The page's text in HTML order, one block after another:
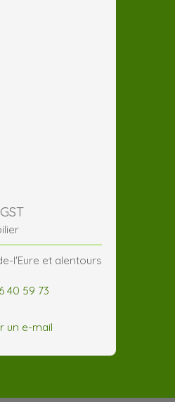
l'Eure et alentours
40 59 73
un e-mail